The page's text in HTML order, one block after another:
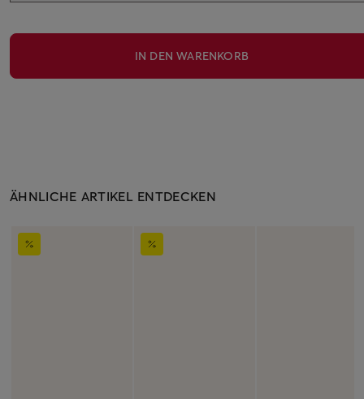
IN DEN WARENKORB
ÄHNLICHE ARTIKEL ENTDECKEN